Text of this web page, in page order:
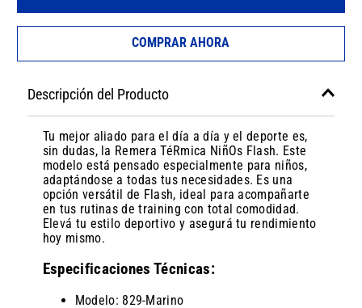
COMPRAR AHORA
Descripción del Producto
Tu mejor aliado para el día a día y el deporte es,
sin dudas, la Remera TéRmica NiñOs Flash. Este
modelo está pensado especialmente para niños,
adaptándose a todas tus necesidades. Es una
opción versátil de Flash, ideal para acompañarte
en tus rutinas de training con total comodidad.
Elevá tu estilo deportivo y asegurá tu rendimiento
hoy mismo.
Especificaciones Técnicas:
Modelo: 829-Marino